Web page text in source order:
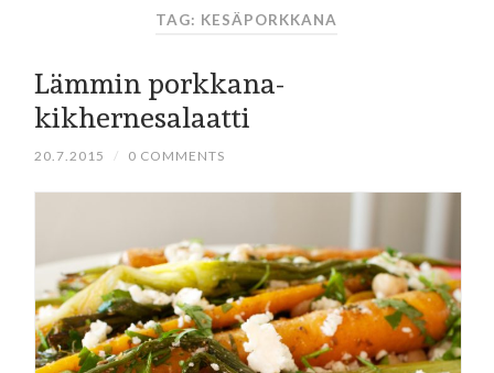
TAG: KESÄPORKKANA
Lämmin porkkana-
kikhernesalaatti
20.7.2015 / 0 COMMENTS